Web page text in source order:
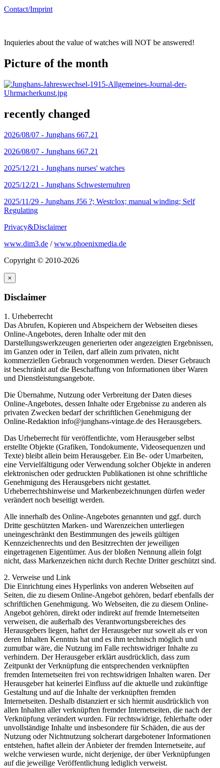
Contact/Imprint
Inquieries about the value of watches will NOT be answered!
Picture of the month
recently changed
2026/08/07 - Junghans 667.21
2026/08/07 - Junghans 667.21
2025/12/21 - Junghans nurses' watches
2025/12/21 - Junghans Schwesternuhren
2025/11/29 - Junghans J56 ?; Westclox; manual winding; Self
Regulating
Privacy&Disclaimer
www.dim3.de /www.phoenixmedia.de
Copyright © 2010-2026
×
Disclaimer
1. Urheberrecht
Das Abrufen, Kopieren und Abspeichern der Webseiten dieses
Online-Angebotes, deren Inhalte oder mit den
Darstellungswerkzeugen generierten oder angezeigten Ergebnissen,
im Ganzen oder in Teilen, darf allein zum privaten, nicht
kommerziellen Gebrauch vorgenommen werden. Dieser Gebrauch
ist beschränkt auf die Beschaffung von Informationen über Waren
und Dienstleistungsangebote.
Die Übernahme, Nutzung oder Verbreitung der Daten dieses
Online-Angebotes, dessen Inhalte oder Ergebnisse zu anderen als
privaten Zwecken bedarf der schriftlichen Genehmigung der
Online-Redaktion info@junghans-vintage.de des Herausgebers.
Das Urheberrecht für veröffentlichte, vom Herausgeber selbst
erstellte Objekte (Grafiken, Tondokumente, Videosequenzen und
Texte) bleibt allein beim Herausgeber. Ein Be- oder Umarbeiten,
eine Vervielfältigung oder Verwendung solcher Objekte in anderen
elektronischen oder gedruckten Publikationen ist ohne schriftliche
Genehmigung des Herausgebers nicht gestattet.
Urheberrechtshinweise und Markenbezeichnungen dürfen weder
verändert noch beseitigt werden.
Alle innerhalb des Online-Angebotes genannten und ggf. durch
Dritte geschützten Marken- und Warenzeichen unterliegen
uneingeschränkt den Bestimmungen des jeweils gültigen
Kennzeichenrechts und den Besitzrechten der jeweiligen
eingetragenen Eigentümer. Aus der bloßen Nennung allein folgt
nicht, dass Markenzeichen nicht durch Rechte Dritter geschützt sind.
2. Verweise und Link
Die Einrichtung eines Hyperlinks von anderen Webseiten auf
Seiten, die zu diesem Online-Angebot gehören, bedarf ebenfalls der
schriftlichen Genehmigung. Wo Webseiten, die zu diesem Online-
Angebot gehören, direkt oder indirekt auf fremde Internetseiten
verweisen, die außerhalb des Verantwortungsbereiches des
Herausgebers liegen, haftet der Herausgeber nur soweit als er von
deren Inhalten Kenntnis hat und es ihm technisch möglich und
zumutbar wäre, die Nutzung im Falle rechtswidriger Inhalte zu
verhindern. Der Herausgeber erklärt ausdrücklich, dass zum
Zeitpunkt der Verknüpfung die entsprechenden verknüpften
fremden Internetseiten frei von rechtswidrigen Inhalten waren. Der
Herausgeber hat keinerlei Einfluss auf die aktuelle und zukünftige
Gestaltung und auf die Inhalte der verknüpften fremden
Internetseiten. Deshalb distanziert er sich hiermit ausdrücklich von
allen Inhalten aller verknüpften fremder Internetseiten, die nach der
Verknüpfung verändert wurden. Für rechtswidrige, fehlerhafte oder
unvollständige Inhalte und insbesondere für Schäden, die aus der
Nutzung oder Nichtnutzung solcherart dargebotener Informationen
entstehen, haftet allein der Anbieter der fremden Internetseite, auf
welche verwiesen wurde, nicht derjenige, der über Verknüpfungen
auf die jeweilige Veröffentlichung lediglich verweist.